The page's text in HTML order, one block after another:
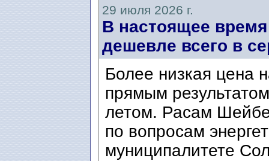
29 июля 2026 г.
В настоящее
дешевле всего в
Более низкая цена
прямым
летом. Расам
по вопросам
муниципалитете